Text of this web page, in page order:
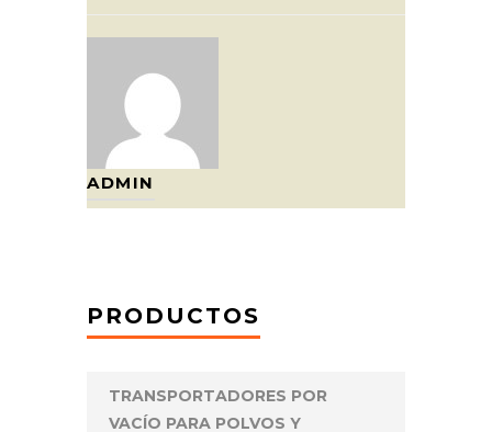
ADMIN
PRODUCTOS
TRANSPORTADORES POR
VACÍO PARA POLVOS Y